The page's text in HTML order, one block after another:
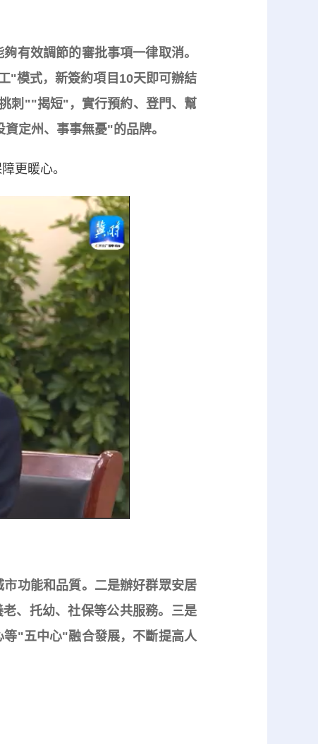
有效調節的審批事項一律取消。
"模式，新簽約項目10天即可辦結
刺""揭短"，實行預約、登門、幫
定州、事事無憂"的品牌。
更暖心。
功能和品質。二是辦好群眾安居
、托幼、社保等公共服務。三是
"五中心"融合發展，不斷提高人